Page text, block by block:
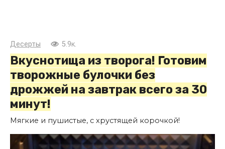
Десерты 5.9к.
Вкуснотища из творога! Готовим
творожные булочки без
дрожжей на завтрак всего за 30
минут!
Мягкие и пушистые, с хрустящей корочкой!